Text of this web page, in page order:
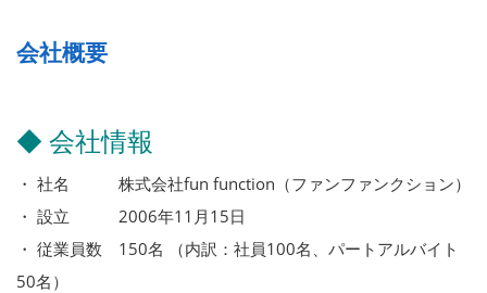
会社概要
◆ 会社情報
・ 社名 株式会社fun function（ファンファンクション）
・ 設立 2006年11月15日
・ 従業員数 150名 （内訳：社員100名、パートアルバイト
50名）